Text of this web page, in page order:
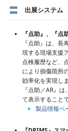
出展システム
『点助』、『点
『点助』は、
現する現場支援
点検履歴など、
により損傷箇所
効率化を実現しま
『点助／AR』
て表示すること
製品情報ペ